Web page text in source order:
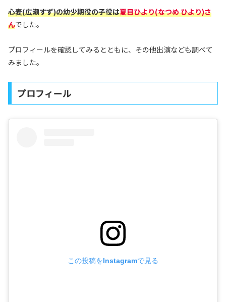
心麦(広瀬すず)の幼少期役の子役は夏目ひより(なつめ ひより)さ
んでした。
プロフィールを確認してみるとともに、その他出演なども調べて
みました。
プロフィール
この投稿をInstagramで見る